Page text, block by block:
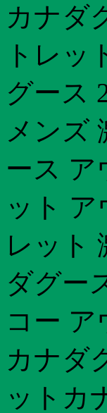
カナダ
トレッ
グース
メンズ
ース ア
ット
レット
ダグー
コー
カナダ
ットカ